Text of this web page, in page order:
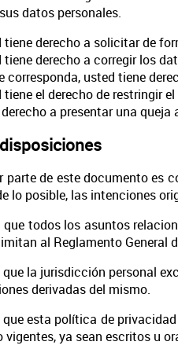
datos personales.
tiene derecho a solicitar de
tiene derecho a corregir los
corresponda, usted tiene
tiene el derecho de restringir
a presentar una
parte de este documento es
lo posible, las intenciones
que todos los asuntos
al Reglamento General
que la jurisdicción personal
derivadas del mismo.
que esta política de
vigentes, ya sean escritos u